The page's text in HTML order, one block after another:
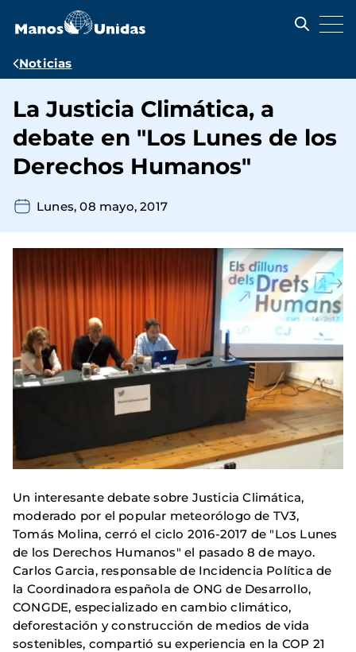
contenido
Ruta
navegación
Noticias
La Justicia Climática, a
debate en "Los Lunes de los
Derechos Humanos"
Lunes, 08 mayo, 2017
Un interesante debate sobre Justicia Climática,
moderado por el popular meteorólogo de TV3,
Tomás Molina, cerró el ciclo 2016-2017 de "Los Lunes
de los Derechos Humanos" el pasado 8 de mayo.
Carlos Garcia, responsable de Incidencia Política de
la Coordinadora española de ONG de Desarrollo,
CONGDE, especializado en cambio climático,
deforestación y construcción de medios de vida
sostenibles, compartió su experiencia en la COP 21